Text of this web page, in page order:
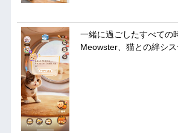
一緒に過ごしたすべての
Meowster、猫との絆シ